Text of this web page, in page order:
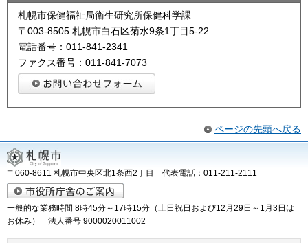
札幌市保健福祉局衛生研究所保健科学課
〒003-8505 札幌市白石区菊水9条1丁目5-22
電話番号：011-841-2341
ファクス番号：011-841-7073
ページの先頭へ戻る
〒060-8611 札幌市中央区北1条西2丁目 代表電話：011-211-2111
一般的な業務時間 8時45分～17時15分（土日祝日および12月29日～1月3日は
お休み） 法人番号 9000020011002